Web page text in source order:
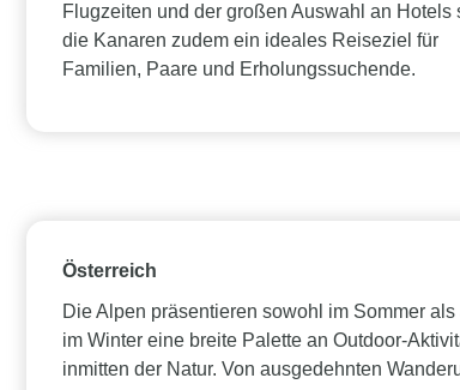
Flugzeiten und der großen Auswahl an Hotels
die Kanaren zudem ein ideales Reiseziel für
Familien, Paare und Erholungssuchende.
Österreich
Die Alpen präsentieren sowohl im Sommer als
im Winter eine breite Palette an Outdoor-
inmitten der Natur. Von ausgedehnten